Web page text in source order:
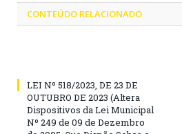
CONTEÚDO RELACIONADO
LEI Nº 518/2023, DE 23 DE
OUTUBRO DE 2023 (Altera
Dispositivos da Lei Municipal
Nº 249 de 09 de Dezembro